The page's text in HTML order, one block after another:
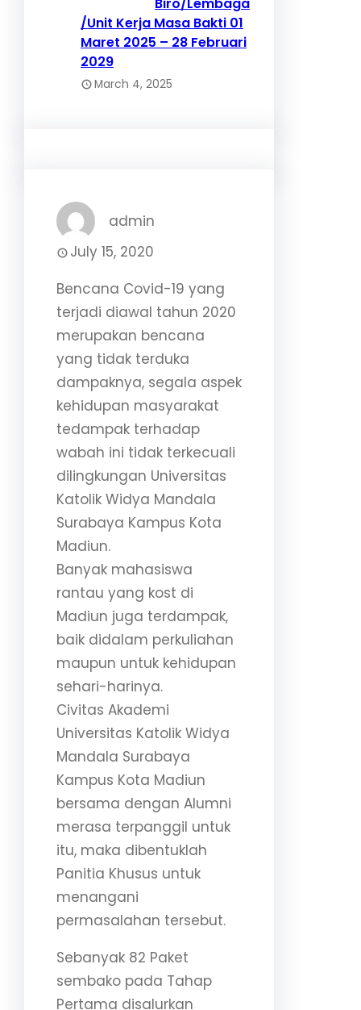
Biro/Lembaga
/Unit Kerja Masa Bakti 01
Maret 2025 – 28 Februari
2029
March 4, 2025
admin
July 15, 2020
Bencana Covid-19 yang
terjadi diawal tahun 2020
merupakan bencana
yang tidak terduka
dampaknya, segala aspek
kehidupan masyarakat
tedampak terhadap
wabah ini tidak terkecuali
dilingkungan Universitas
Katolik Widya Mandala
Surabaya Kampus Kota
Madiun.
Banyak mahasiswa
rantau yang kost di
Madiun juga terdampak,
baik didalam perkuliahan
maupun untuk kehidupan
sehari-harinya.
Civitas Akademi
Universitas Katolik Widya
Mandala Surabaya
Kampus Kota Madiun
bersama dengan Alumni
merasa terpanggil untuk
itu, maka dibentuklah
Panitia Khusus untuk
menangani
permasalahan tersebut.
Sebanyak 82 Paket
sembako pada Tahap
Pertama disalurkan